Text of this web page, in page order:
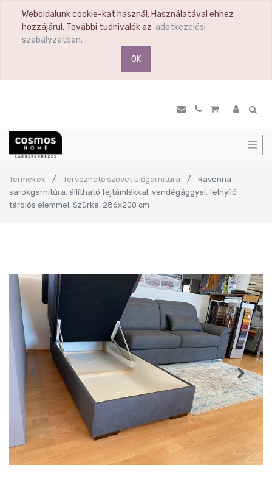
Weboldalunk cookie-kat használ. Használatával ehhez
hozzájárul. További tudnivalók az adatkezelési
szabályzatban.
OK
Termékek Tervezhető szövet ülőgarnitúra
Ravenna
sarokgarnitúra, állítható fejtámlákkal, vendégággyal, felnyíló
tárolós elemmel, Szürke, 286x200 cm